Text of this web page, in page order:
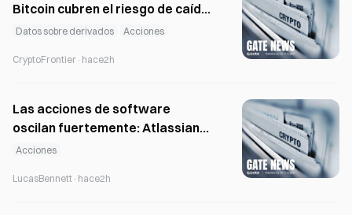
Bitcoin cubren el riesgo de caída
mientras el volumen de opciones
Datos sobre derivados Acciones
CryptoFrontier · hace2h
Las acciones de software
oscilan fuertemente: Atlassian
se dispara un 35% y HubSpot cae
Acciones
LucasBennett · hace2h